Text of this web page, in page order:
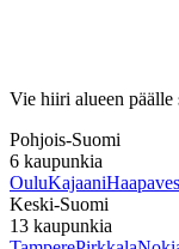
Vie hiiri alueen päälle
Pohjois-Suomi
6 kaupunkia
OuluKajaani
Keski-Suomi
13 kaupunkia